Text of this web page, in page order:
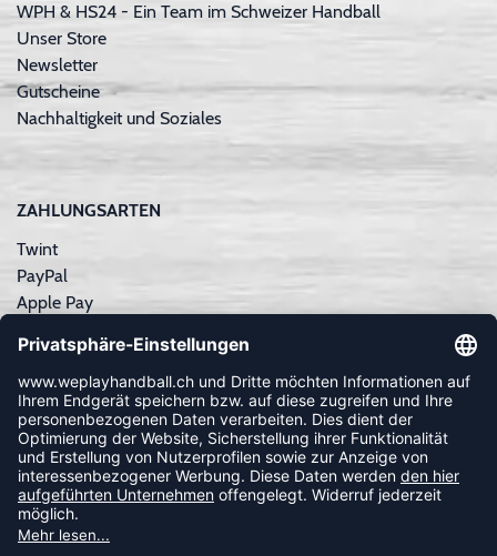
WPH & HS24 - Ein Team im Schweizer Handball
Unser Store
Newsletter
Gutscheine
Nachhaltigkeit und Soziales
ZAHLUNGSARTEN
Twint
PayPal
Apple Pay
Kreditkarte
Rechnungskauf
NEWSLETTER
FOLLOW US